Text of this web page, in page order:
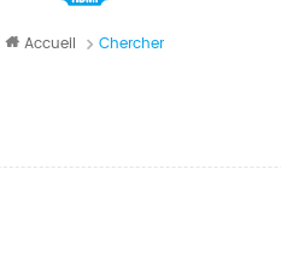
Accueil Chercher